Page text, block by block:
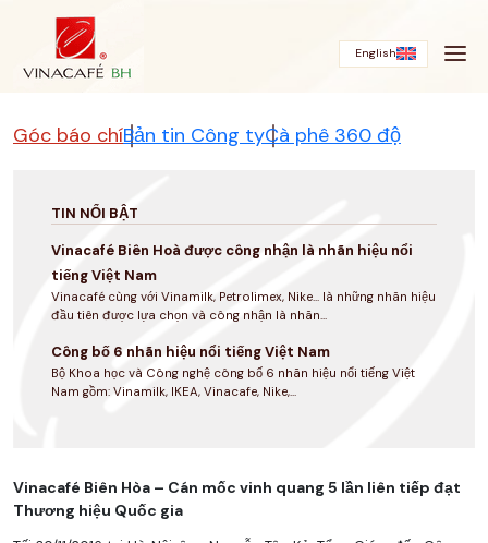
English
Góc báo chíBản tin Công tyCà phê 360 độ
TIN NỔI BẬT
Vinacafé Biên Hoà được công nhận là nhãn hiệu nổi
tiếng Việt Nam
Vinacafé cùng với Vinamilk, Petrolimex, Nike... là những nhãn hiệu
đầu tiên được lựa chọn và công nhận là nhãn...
Công bố 6 nhãn hiệu nổi tiếng Việt Nam
Bộ Khoa học và Công nghệ công bố 6 nhãn hiệu nổi tiếng Việt
Nam gồm: Vinamilk, IKEA, Vinacafe, Nike,...
Vinacafé Biên Hòa – Cán mốc vinh quang 5 lần liên tiếp đạt
Thương hiệu Quốc gia